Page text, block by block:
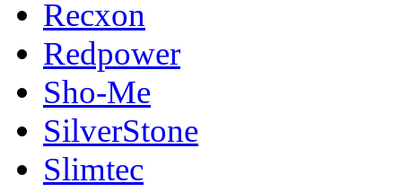
Recxon
Redpower
Sho-Me
SilverStone
Slimtec